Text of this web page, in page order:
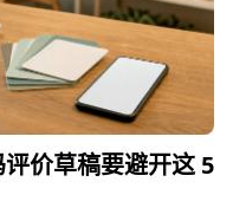
价草稿要避开这 5